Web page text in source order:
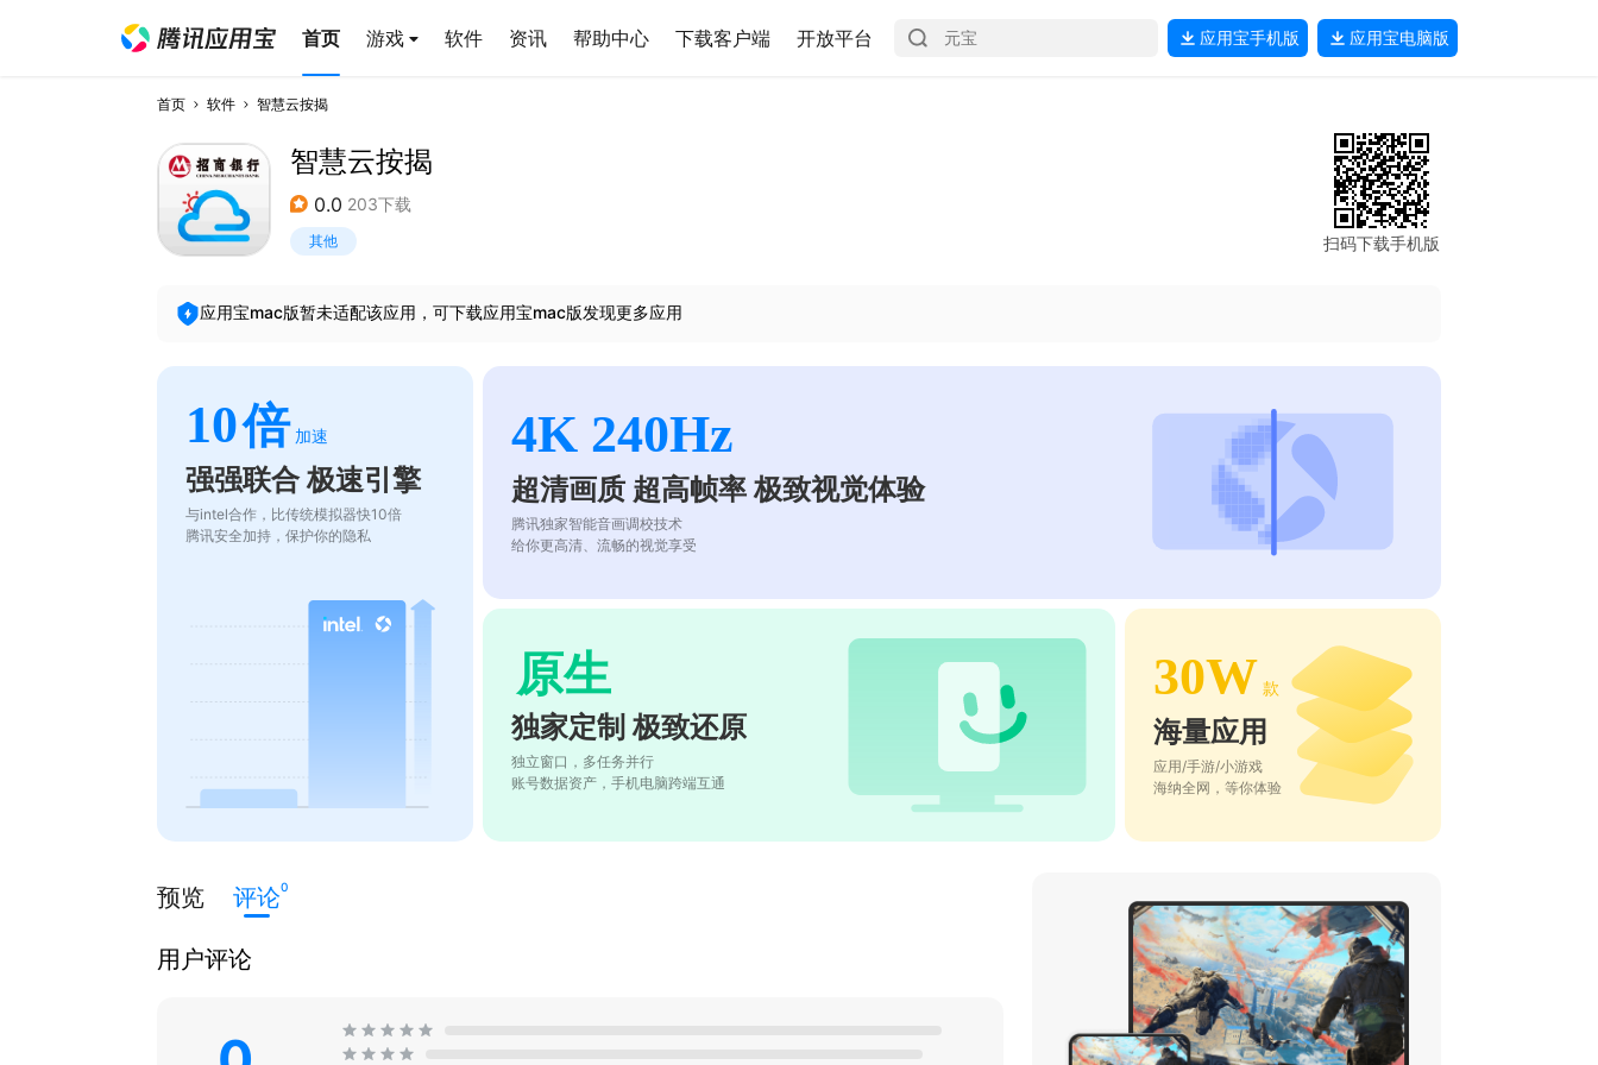
首页 游戏 软件 资讯 帮助中心 下载客户端 开放平台 应用宝手机版 应用宝电脑版
首页 软件 智慧云按揭
智慧云按揭
0.0 203下载
其他 扫码下载手机版
应用宝mac版暂未适配该应用，可下载应用宝mac版发现更多应用
10倍 加速
强强联合 极速引擎
与intel合作，比传统模拟器快10倍
腾讯安全加持，保护你的隐私
4K 240Hz
超清画质 超高帧率 极致视觉体验
腾讯独家智能音画调校技术
给你更高清、流畅的视觉享受
原生
独家定制 极致还原
独立窗口，多任务并行
账号数据资产，手机电脑跨端互通
30W 款
海量应用
应用/手游/小游戏
海纳全网，等你体验
预览 评论0
用户评论